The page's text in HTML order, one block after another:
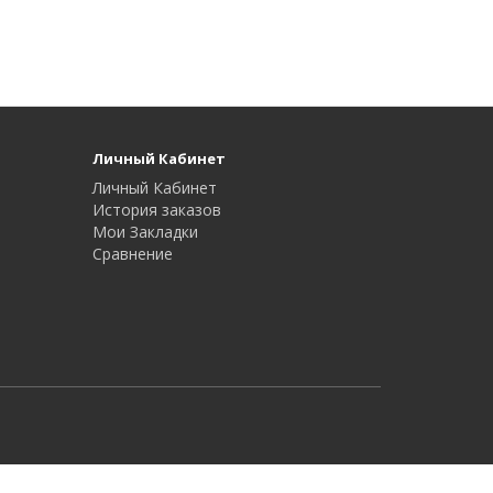
Личный Кабинет
Личный Кабинет
История заказов
Мои Закладки
Сравнение